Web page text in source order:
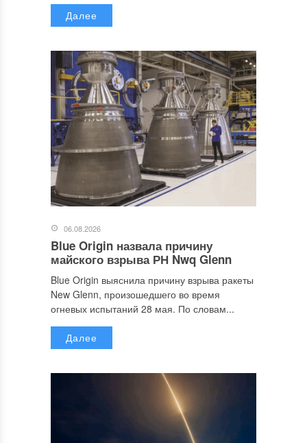
Далее
06.08.2026
Blue Origin назвала причину
майского взрыва РН Nwq Glenn
Blue Origin выяснила причину взрыва ракеты
New Glenn, произошедшего во время
огневых испытаний 28 мая. По словам...
Далее